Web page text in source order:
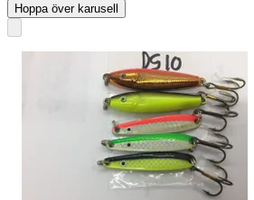
Hoppa över karusell